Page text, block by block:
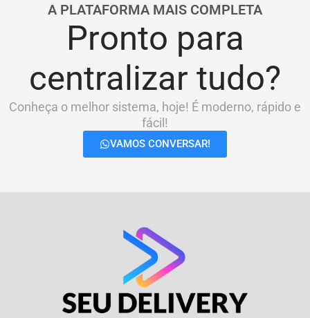
A PLATAFORMA MAIS COMPLETA
Pronto para
centralizar tudo?
Conheça o melhor sistema, hoje! É moderno, rápido e
fácil!
VAMOS CONVERSAR!